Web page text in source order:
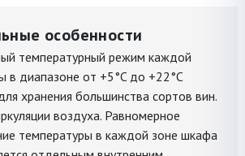
особенности
температурный режим каждой
в диапазоне от +5°C до +22°C
хранения большинства сортов вин.
воздуха. Равномерное
температуры в каждой зоне шкафа